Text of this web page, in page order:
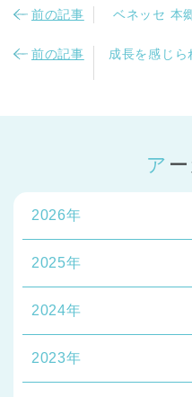
前の記事 ベネッセ 本
前の記事
成長を感じら
ア
2026年
2025年
2024年
2023年